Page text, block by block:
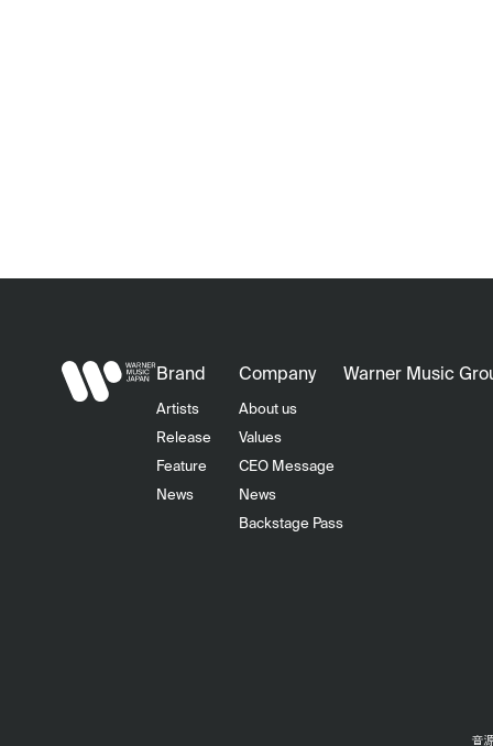
Brand
Artists
Release
Feature
News
Company
About us
Values
CEO Message
News
Backstage Pass
Warner Music
音